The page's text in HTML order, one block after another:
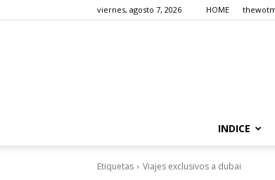
viernes, agosto 7, 2026 HOME
INDICE
Etiquetas Viajes exclusivos a dubai